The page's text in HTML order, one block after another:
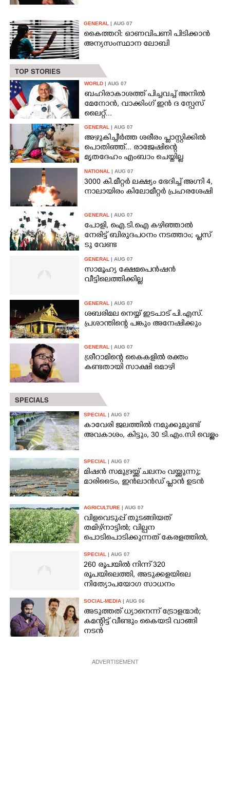
LITERATURE
ZOOM
CONTACT US
GENERAL | AUG 07
കൈത്തറി: ഓണവിപണി പിടിക്കാൻ
അന്യസംസ്ഥാന ലോബി
TOP STORIES
WORLD | AUG 07
ബഹിരാകാശത്ത് പിച്ചവച്ച് അനിൽ
മേനോൻ, വാക്കിംഗ് ഇൻ ദ സ്പേസ്
ലൈറ്റ്...
GENERAL | AUG 07
അഴുകിച്ചീർത്ത ശരീരം പ്ളാസ്റ്റിക്കിൽ
പൊതിഞ്ഞ്... രാജേഷിന്റെ
മൃതദേഹം എംബാം ചെയ്തില്ല
NATIONAL | AUG 07
3000 കി.മീറ്റർ ലക്ഷ്യം ഭേദിച്ച് അഗ്നി 4,
നാലായിരം കിലോമീറ്റർ പ്രഹരശേഷി
GENERAL | AUG 07
പോളി, ഐ.ടി.ഐ കഴിഞ്ഞാൽ
നേരിട്ട് ബിരുദപഠനം നടത്താം; പ്ളസ്
ടു വേണ്ട
GENERAL | AUG 07
സാമൂഹ്യ ക്ഷേമപെൻഷൻ
വീട്ടിലെത്തിക്കില്ല
GENERAL | AUG 07
ശബരിമല നെയ്യ് ഇടപാട് പി.എസ്.
പ്രശാന്തിന്റെ പങ്കും അനേഷിക്കും
GENERAL | AUG 07
ശ്രീറാമിന്റെ കൈകളിൽ രക്തം
കണ്ടതായി സാക്ഷി മൊഴി
SPECIALS
SPECIAL | AUG 07
കാവേരി ജലത്തിൽ നമുക്കുമുണ്ട്
അവകാശം, കിട്ടും, 30 ടി.എം.സി വെള്ളം
SPECIAL | AUG 07
മിഷൻ സമുദ്ര‌യ്ക്ക് ചലനം വയ്ക്കുന്നു;
മാരിടൈം, ഇൻലാൻഡ് പ്ലാൻ ഉടൻ
AGRICULTURE | AUG 07
വിളവെടുപ്പ് തുടങ്ങിയത്
തമിഴ്നാട്ടിൽ; വില്പന
പൊടിപൊടിക്കുന്നത് കേരളത്തിൽ,
SPECIAL | AUG 07
260 രൂപയിൽ നിന്ന് 320
രൂപയിലെത്തി, അടുക്കളയിലെ
നിത്യോപയോഗ സാധനം
SOCIAL-MEDIA | AUG 06
അടുത്തത് ധ്യാനെന്ന് ട്രോളന്മാർ;
കമന്റിട്ട് വീണ്ടും കൈയടി വാങ്ങി
നടൻ
ADVERTISEMENT